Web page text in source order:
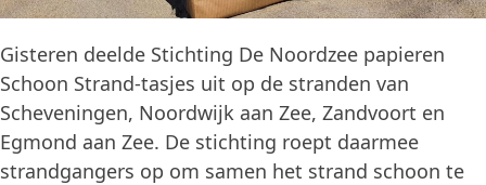
Gisteren deelde Stichting De Noordzee papieren
Schoon Strand-tasjes uit op de stranden van
Scheveningen, Noordwijk aan Zee, Zandvoort en
Egmond aan Zee. De stichting roept daarmee
strandgangers op om samen het strand schoon te